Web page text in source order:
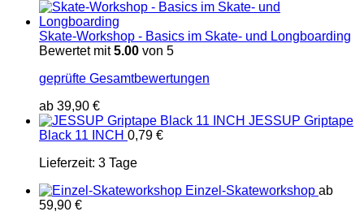
Skate-Workshop - Basics im Skate- und Longboarding
Bewertet mit5.00 von 5
geprüfte Gesamtbewertungen
ab 39,90 €
JESSUP Griptape
Black 11 INCH 0,79 €
Lieferzeit: 3 Tage
Einzel-Skateworkshop ab
59,90 €